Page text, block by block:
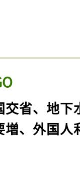
交省、地下
増、外国人